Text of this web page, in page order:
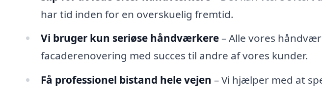
har tid inden for en overskuelig fremtid.
Vi bruger kun seriøse håndværkere– Alle vores
facaderenovering med succes til andre af vores kunder.
Få professionel bistand hele vejen – Vi hjælper med at